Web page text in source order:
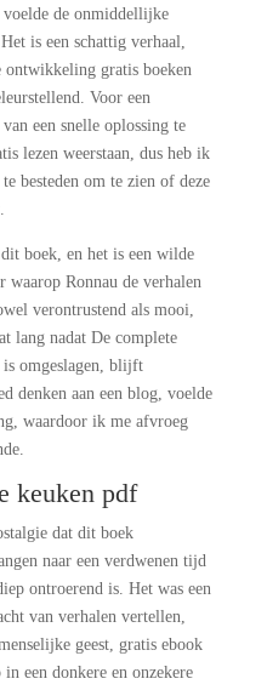
de onmiddellijke
is een schattig verhaal,
ontwikkeling gratis boeken
Voor een
een snelle oplossing te
lezen weerstaan, dus heb ik
besteden om te zien of deze
boek, en het is een wilde
waarop Ronnau de verhalen
verontrustend als mooi,
lang nadat De complete
is omgeslagen, blijft
denken aan een blog, voelde
waardoor ik me afvroeg
keuken pdf
dat dit boek
naar een verdwenen tijd
ontroerend is. Het was een
van verhalen vertellen,
geest, gratis ebook
een donkere en onzekere